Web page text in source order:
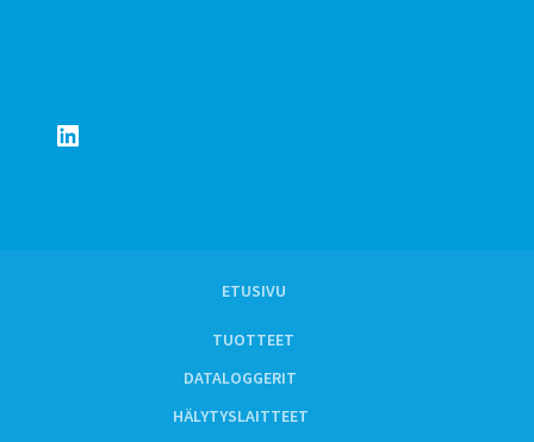
LinkedIn
ETUSIVU
TUOTTEET
DATALOGGERIT
HÄLYTYSLAITTEET